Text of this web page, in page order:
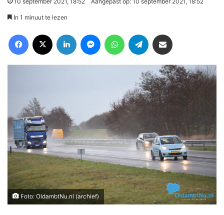
In 1 minuut te lezen
Foto: OldambtNu.nl (archief)